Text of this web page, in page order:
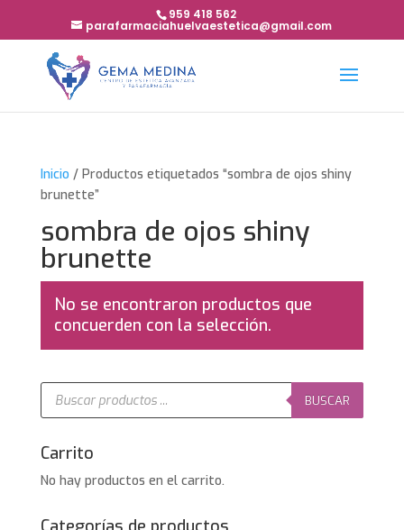
959 418 562
parafarmaciahuelvaestetica@gmail.com
Inicio / Productos etiquetados “sombra de ojos shiny
brunette”
sombra de ojos shiny
brunette
No se encontraron productos que
concuerden con la selección.
Búsqueda
productos
BUSCAR
Carrito
No hay productos en el carrito.